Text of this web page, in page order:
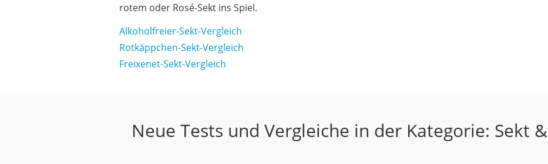
rotem oder Rosé-Sekt ins Spiel.
Alkoholfreier-Sekt-Vergleich
Rotkäppchen-Sekt-Vergleich
Freixenet-Sekt-Vergleich
Neue Tests und Vergleiche in der Kategorie: Sekt